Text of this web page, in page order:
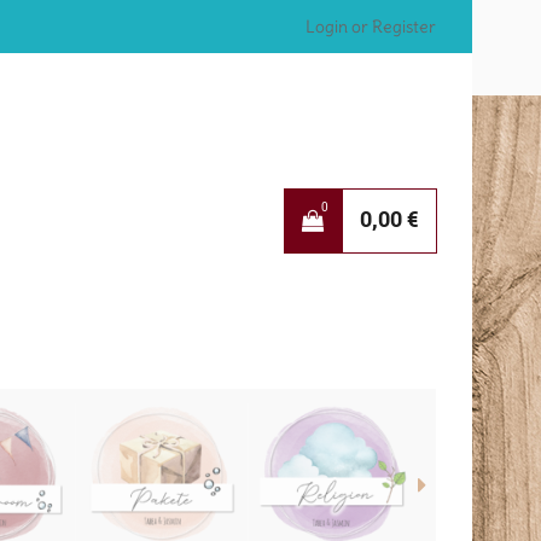
Login or Register
0 0,00€